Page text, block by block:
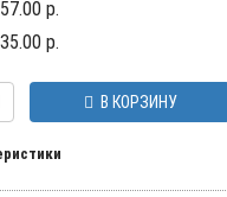
р.
р.
В КОРЗИНУ